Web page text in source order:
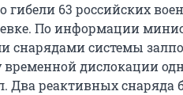
63 российских
По информации
системы
дислокации
Два реактивных